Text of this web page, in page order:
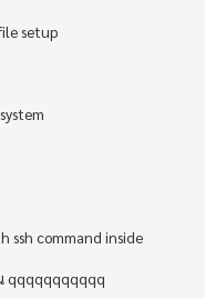
setup
ssh command inside
qqqqqqqqqqq